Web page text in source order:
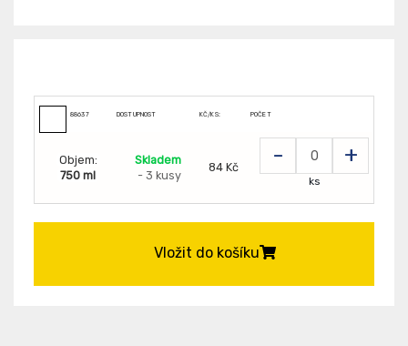
88637 DOSTUPNOST KČ/KS: POČET
Objem:
750 ml
Skladem
- 3 kusy
84 Kč - +
ks
Vložit do košíku